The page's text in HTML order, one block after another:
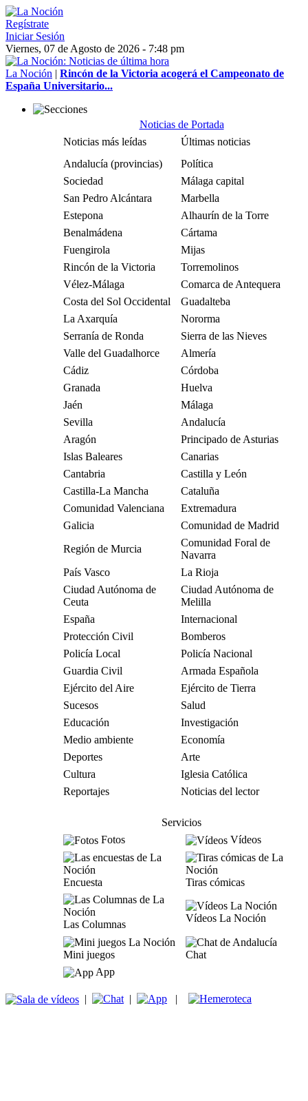
Regístrate
Iniciar Sesión
Viernes, 07 de Agosto de 2026 - 7:48 pm
La Noción | Rincón de la Victoria acogerá el Campeonato de
España Universitario...
Noticias de Portada
Noticias más leídas
Últimas noticias
Andalucía (provincias)
Política
Sociedad
Málaga capital
San Pedro Alcántara
Marbella
Estepona
Alhaurín de la Torre
Benalmádena
Cártama
Fuengirola
Mijas
Rincón de la Victoria
Torremolinos
Vélez-Málaga
Comarca de Antequera
Costa del Sol Occidental
Guadalteba
La Axarquía
Nororma
Serranía de Ronda
Sierra de las Nieves
Valle del Guadalhorce
Almería
Cádiz
Córdoba
Granada
Huelva
Jaén
Málaga
Sevilla
Andalucía
Aragón
Principado de Asturias
Islas Baleares
Canarias
Cantabria
Castilla y León
Castilla-La Mancha
Cataluña
Comunidad Valenciana
Extremadura
Galicia
Comunidad de Madrid
Región de Murcia
Comunidad Foral de
Navarra
País Vasco
La Rioja
Ciudad Autónoma de
Ceuta
Ciudad Autónoma de
Melilla
España
Internacional
Protección Civil
Bomberos
Policía Local
Policía Nacional
Guardia Civil
Armada Española
Ejército del Aire
Ejército de Tierra
Sucesos
Salud
Educación
Investigación
Medio ambiente
Economía
Deportes
Arte
Cultura
Iglesia Católica
Reportajes
Noticias del lector
Servicios
Fotos
Vídeos
Encuesta Tiras cómicas
Las Columnas
Vídeos La Noción
Mini juegos
Chat
App
| | |